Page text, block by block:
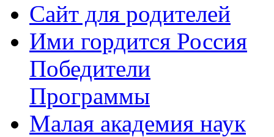
Сайт для родителей
Ими гордится Россия
Победители
Программы
Малая академия наук